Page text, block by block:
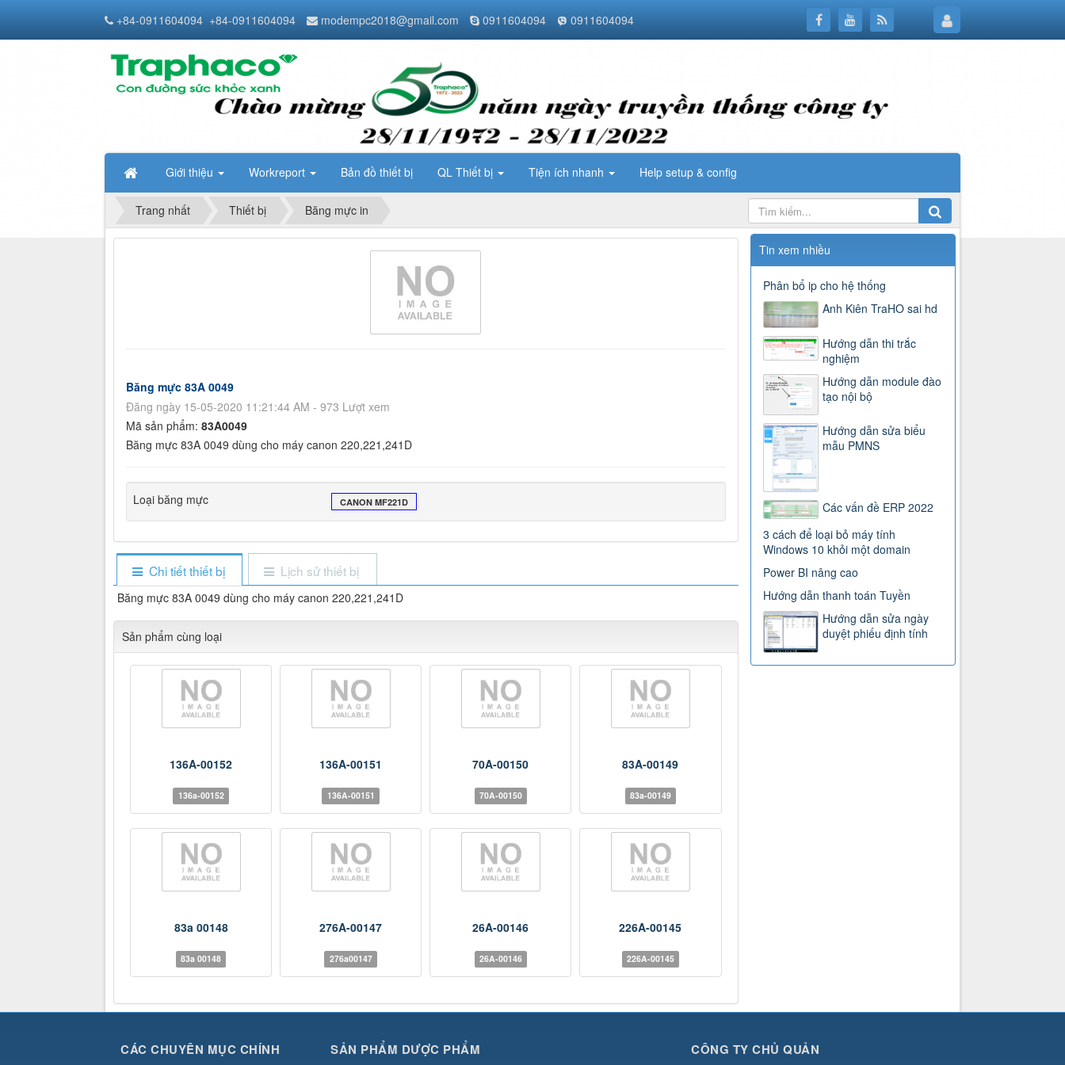
+84-0911604094 +84-0911604094 modempc2018@gmail.com 0911604094 0911604094
Giới thiệu Workreport Bản đồ thiết bị QL Thiết bị Tiện ích nhanh Help setup & config
Trang nhất Thiết bị Băng mực in
Băng mực 83A 0049
Đăng ngày 15-05-2020 11:21:44 AM - 973 Lượt xem
Mã sản phẩm: 83A0049
Băng mực 83A 0049 dùng cho máy canon 220,221,241D
Loại băng mực CANON MF221D
Chi tiết thiết bị Lịch sử thiết bị
Băng mực 83A 0049 dùng cho máy canon 220,221,241D
Sản phẩm cùng loại
136A-00152
136a-00152
136A-00151
136A-00151
70A-00150
70A-00150
83A-00149
83a-00149
83a 00148
83a 00148
276A-00147
276a00147
26A-00146
26A-00146
226A-00145
226A-00145
Tin xem nhiều
Phân bổ ip cho hệ thống
Anh Kiên TraHO sai hd
Hướng dẫn thi trắc
nghiệm
Hướng dẫn module đào
tạo nội bộ
Hướng dẫn sửa biểu
mẫu PMNS
Các vấn đề ERP 2022
3 cách để loại bỏ máy tính
Windows 10 khỏi một domain
Power BI nâng cao
Hướng dẫn thanh toán Tuyền
Hướng dẫn sửa ngày
duyệt phiếu định tính
CÁC CHUYÊN MỤC CHÍNH SẢN PHẨM DƯỢC PHẨM CÔNG TY CHỦ QUẢN